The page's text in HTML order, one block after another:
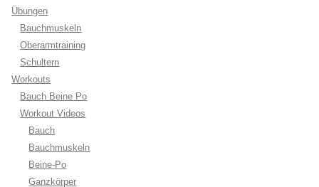
Übungen
Bauchmuskeln
Oberarmtraining
Schultern
Workouts
Bauch Beine Po
Workout Videos
Bauch
Bauchmuskeln
Beine-Po
Ganzkörper